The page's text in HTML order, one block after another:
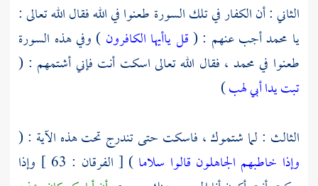
الثاني : أن الكفار في تلك السورة طعنوا في الله فقال الله تعالى :
يا محمدأجب عنهم : (قل ياأيها الكافرون ) وفي هذه السورة
طعنوا فيمحمد ، فقال الله تعالى اسكت أنت فإني أشتمهم : (
تبت يدا أبي لهب)
الثالث : لما شتموك ، فاسكت حتى تندرج تحت هذه الآية : (
وإذا خاطبهم الجاهلون قالوا سلاما
) [ الفرقان : 63 ] وإذا